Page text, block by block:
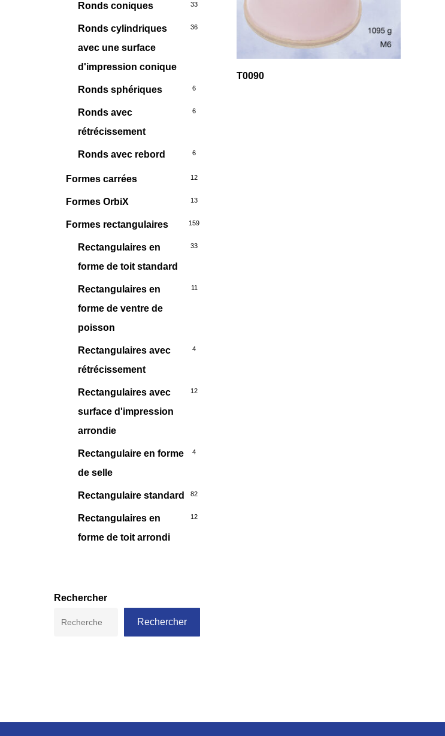
Ronds coniques 33
Ronds cylindriques
avec une surface
d'impression conique
36
Ronds sphériques 6
Ronds avec
rétrécissement
6
Ronds avec rebord 6
Formes carrées 12
Formes OrbiX 13
Formes rectangulaires 159
Rectangulaires en
forme de toit standard
33
Rectangulaires en
forme de ventre de
poisson
11
Rectangulaires avec
rétrécissement
4
Rectangulaires avec
surface d'impression
arrondie
12
Rectangulaire en forme
de selle
4
Rectangulaire standard 82
Rectangulaires en
forme de toit arrondi
12
Rechercher
Rechercher
T0090